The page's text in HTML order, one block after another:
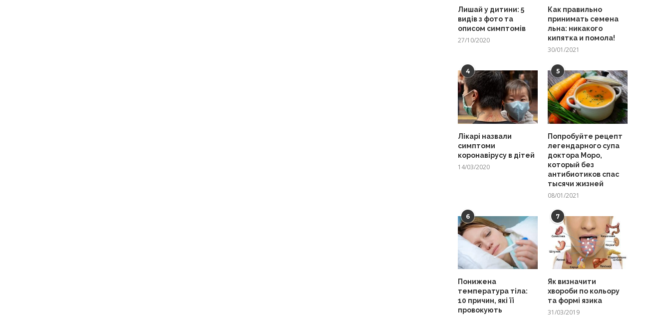
Лишай у дитини: 5
видів з фото та
описом симптомів
27/10/2020
Как правильно
принимать семена
льна: никакого
кипятка и помола!
30/01/2021
4
Лікарі назвали
симптоми
коронавірусу в дітей
14/03/2020
5
Попробуйте рецепт
легендарного супа
доктора Моро,
который без
антибиотиков спас
тысячи жизней
08/01/2021
6
Понижена
температура тіла:
10 причин, які її
провокують
7
Як визначити
хвороби по кольору
та формі язика
31/03/2019